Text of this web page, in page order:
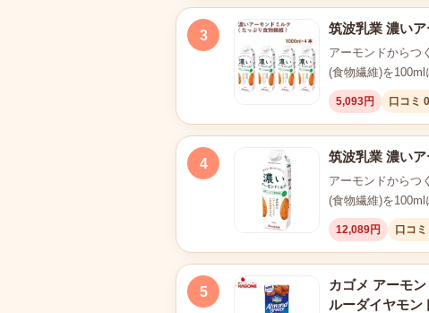
3 筑波乳業 濃い
アーモンドからつ
(食物繊維)を
5,093円 口コミ
4 筑波乳業 濃い
アーモンドからつ
(食物繊維)を
12,089円 口コ
5
カゴメ アーモ
ルーダイヤモン